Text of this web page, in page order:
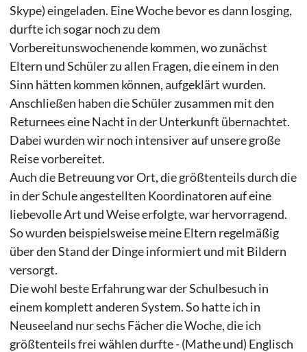
Skype) eingeladen. Eine Woche bevor es dann losging,
durfte ich sogar noch zu dem
Vorbereitunswochenende kommen, wo zunächst
Eltern und Schüler zu allen Fragen, die einem in den
Sinn hätten kommen können, aufgeklärt wurden.
Anschließen haben die Schüler zusammen mit den
Returnees eine Nacht in der Unterkunft übernachtet.
Dabei wurden wir noch intensiver auf unsere große
Reise vorbereitet.
Auch die Betreuung vor Ort, die größtenteils durch die
in der Schule angestellten Koordinatoren auf eine
liebevolle Art und Weise erfolgte, war hervorragend.
So wurden beispielsweise meine Eltern regelmäßig
über den Stand der Dinge informiert und mit Bildern
versorgt.
Die wohl beste Erfahrung war der Schulbesuch in
einem komplett anderen System. So hatte ich in
Neuseeland nur sechs Fächer die Woche, die ich
größtenteils frei wählen durfte - (Mathe und) Englisch